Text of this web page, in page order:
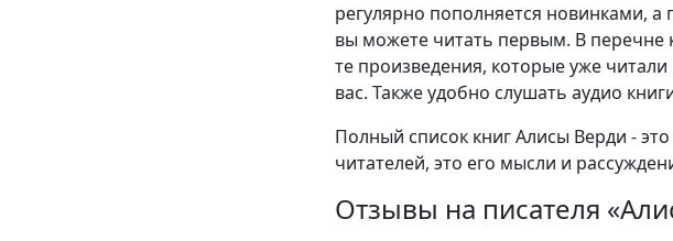
регулярно пополняется новинками, а
вы можете читать первым. В перечне
те произведения, которые уже
вас. Также удобно слушать аудио
Полный список книг Алисы Верди -
читателей, это его мысли и
Отзывы на писателя